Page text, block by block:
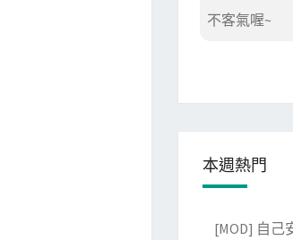
不客氣喔~
本週熱門
[MOD] 自己